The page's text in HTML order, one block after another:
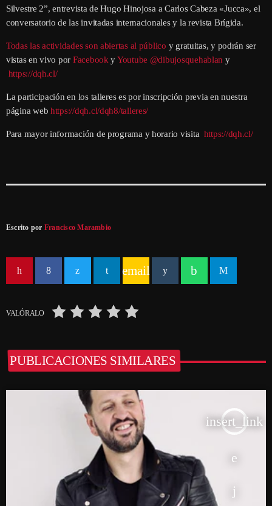
Silvestre 2”, entrevista de Hugo Hinojosa a Carlos Cabeza «Jucca», el
conversatorio de las invitadas internacionales y la revista Brígida.
Todas las actividades son abiertas al público y gratuitas, y podrán ser
vistas en vivo por Facebook yYoutube @dibujosquehablan y
https://dqh.cl/
La participación en los talleres es por inscripción previa en nuestra
página webhttps://dqh.cl/dqh8/talleres/
Para mayor información de programa y horario visita https://dqh.cl/
Escrito por Francisco Marambio
email
VALÓRALO
PUBLICACIONES SIMILARES
insert_link